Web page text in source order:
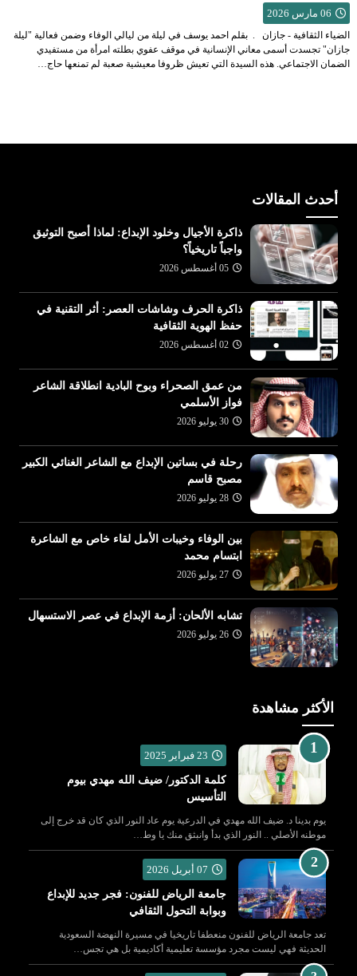
06 مارس 2026
الضياء الثقافية - جازان . بقلم احمد يوسف في ليلة من ليالي الوفاء وضمن فعالية "ليلة
جازان" تجسدت أسمى معاني الإنسانية في موقف عفوي بطلته امرأة من مستفيدي
الضمان الاجتماعي. هذه السيدة التي تعيش ظروفا معيشية صعبة لم تمنعها حاج…
أحدث المقالات
ذاكرة الأجيال وخلود الإبداع: لماذا أصبح التوثيق
واجباً تاريخياً؟
05 أغسطس 2026
ذاكرة الحرف وشاشات العصر: أثر التقنية في
حفظ الهوية الثقافية
02 أغسطس 2026
من عمق الصحراء وبوح البادية انطلاقة الشاعر
فواز الأسلمي
30 يوليو 2026
رحلة في بساتين الإبداع مع الشاعر الغنائي الكبير
مصبح قاسم
28 يوليو 2026
بين الوفاء وخيبات الأمل لقاء خاص مع الشاعرة
ابتسام محمد
27 يوليو 2026
تشابه الألحان: أزمة الإبداع في عصر الاستسهال
26 يوليو 2026
الأكثر مشاهدة
23 فبراير 2025
كلمة الدكتور/ ضيف الله مهدي بيوم
التأسيس
يوم بدينا د. ضيف الله مهدي في الدرعية يوم عاد النور الذي كان قد خرج إلى
موطنه الأصلي .. النور الذي بدأ وانبثق منك يا وط…
07 أبريل 2026
جامعة الرياض للفنون: فجر جديد للإبداع
وبوابة التحول الثقافي
تعد جامعة الرياض للفنون منعطفا تاريخيا في مسيرة النهضة السعودية
الحديثة فهي ليست مجرد مؤسسة تعليمية أكاديمية بل هي تجس…